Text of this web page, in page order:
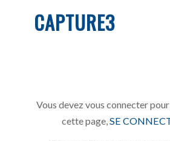
CAPTURE3
Vous devez vous connecter
cette page, SE